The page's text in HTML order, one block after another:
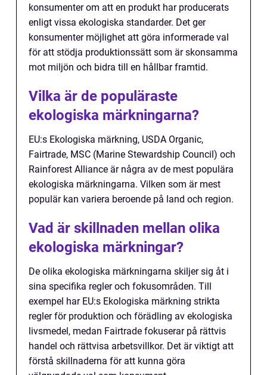
konsumenter om att en produkt har producerats
enligt vissa ekologiska standarder. Det ger
konsumenter möjlighet att göra informerade val
för att stödja produktionssätt som är skonsamma
mot miljön och bidra till en hållbar framtid.
Vilka är de populäraste
ekologiska märkningarna?
EU:s Ekologiska märkning, USDA Organic,
Fairtrade, MSC (Marine Stewardship Council) och
Rainforest Alliance är några av de mest populära
ekologiska märkningarna. Vilken som är mest
populär kan variera beroende på land och region.
Vad är skillnaden mellan olika
ekologiska märkningar?
De olika ekologiska märkningarna skiljer sig åt i
sina specifika regler och fokusområden. Till
exempel har EU:s Ekologiska märkning strikta
regler för produktion och förädling av ekologiska
livsmedel, medan Fairtrade fokuserar på rättvis
handel och rättvisa arbetsvillkor. Det är viktigt att
förstå skillnaderna för att kunna göra